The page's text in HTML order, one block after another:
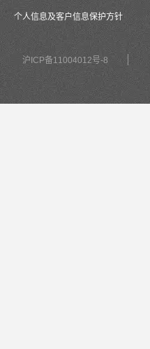
个人信息及客户信息保护方针
沪ICP备11004012号-8